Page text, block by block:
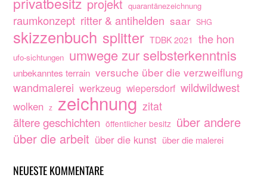
projekt quarantänezeichnung
raumkonzept ritter & antihelden saar SHG
skizzenbuch splitter TDBK 2021 the hon
ufo-sichtungen umwege zur selbsterkenntnis
unbekanntes terrain versuche über die verzweiflung
wandmalerei werkzeug wiepersdorf wildwildwest
wolken z zeichnung zitat
ältere geschichten öffentlicher besitz über andere
über die arbeit über die kunst über die malerei
NEUESTE KOMMENTARE